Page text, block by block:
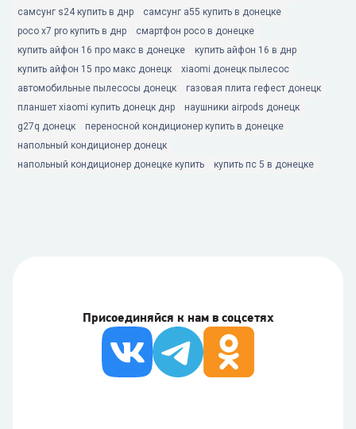
самсунг s24 купить в днр
самсунг а55 купить в донецке
poco x7 pro купить в днр
смартфон poco в донецке
купить айфон 16 про макс в донецке
купить айфон 16 в днр
купить айфон 15 про макс донецк
xiaomi донецк пылесос
автомобильные пылесосы донецк
газовая плита гефест донецк
планшет xiaomi купить донецк днр
наушники airpods донецк
g27q донецк
переносной кондиционер купить в донецке
напольный кондиционер донецк
напольный кондиционер донецке купить
купить пс 5 в донецке
Присоединяйся к нам в соцсетях